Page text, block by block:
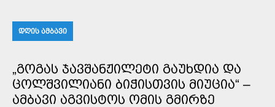
ᲓᲦᲘᲡ ᲐᲛᲑᲐᲕᲘ
„ᲒᲝᲒᲐᲡ ᲯᲐᲕᲨᲐᲜᲟᲘᲚᲔᲢᲘ ᲒᲐᲣᲮᲓᲘᲐ ᲓᲐ
ᲪᲝᲚᲨᲕᲘᲚᲘᲐᲜᲘ ᲑᲘᲭᲘᲡᲗᲕᲘᲡ ᲛᲘᲣᲪᲘᲐ“ –
ᲐᲛᲑᲐᲕᲘ ᲐᲒᲕᲘᲡᲢᲝᲡ ᲝᲛᲘᲡ ᲒᲛᲘᲠᲖᲔ